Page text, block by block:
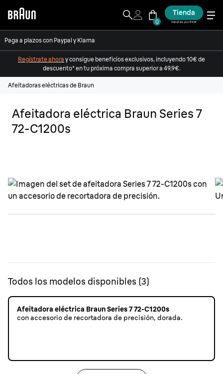
0
Tienda
Vendido por ESW
Paga a plazos con Paypal y Klarna
Regístrate ahora y consigue beneficios exclusivos, incluyendo 10€ de
descuento* en tu próxima compra superior a 49,9€.
Afeitadoras eléctricas de Braun
Afeitadora eléctrica Braun Series 7
72-C1200s
Todos los modelos disponibles (3)
Afeitadora eléctrica Braun Series 7 72-C1200s
con accesorio de recortadora de precisión, dorada.